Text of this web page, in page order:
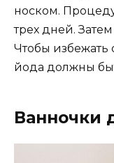
носком.
трех дней.
Чтобы избежать
йода должны
Ванночки